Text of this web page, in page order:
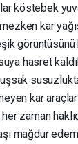
köstebek
kar
görüntüsünü
hasret
kar
zaman
mağdur